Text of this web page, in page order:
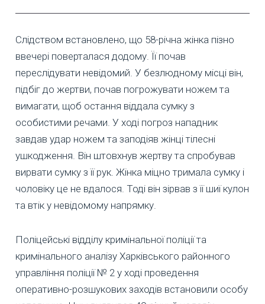
Слідством встановлено, що 58-річна жінка пізно
ввечері поверталася додому. Її почав
переслідувати невідомий. У безлюдному місці він,
підбіг до жертви, почав погрожувати ножем та
вимагати, щоб остання віддала сумку з
особистими речами. У ході погроз нападник
завдав удар ножем та заподіяв жінці тілесні
ушкодження. Він штовхнув жертву та спробував
вирвати сумку з її рук. Жінка міцно тримала сумку і
чоловіку це не вдалося. Тоді він зірвав з її шиї кулон
та втік у невідомому напрямку.
Поліцейські відділу кримінальної поліції та
кримінального аналізу Харківського районного
управління поліції № 2 у ході проведення
оперативно-розшукових заходів встановили особу